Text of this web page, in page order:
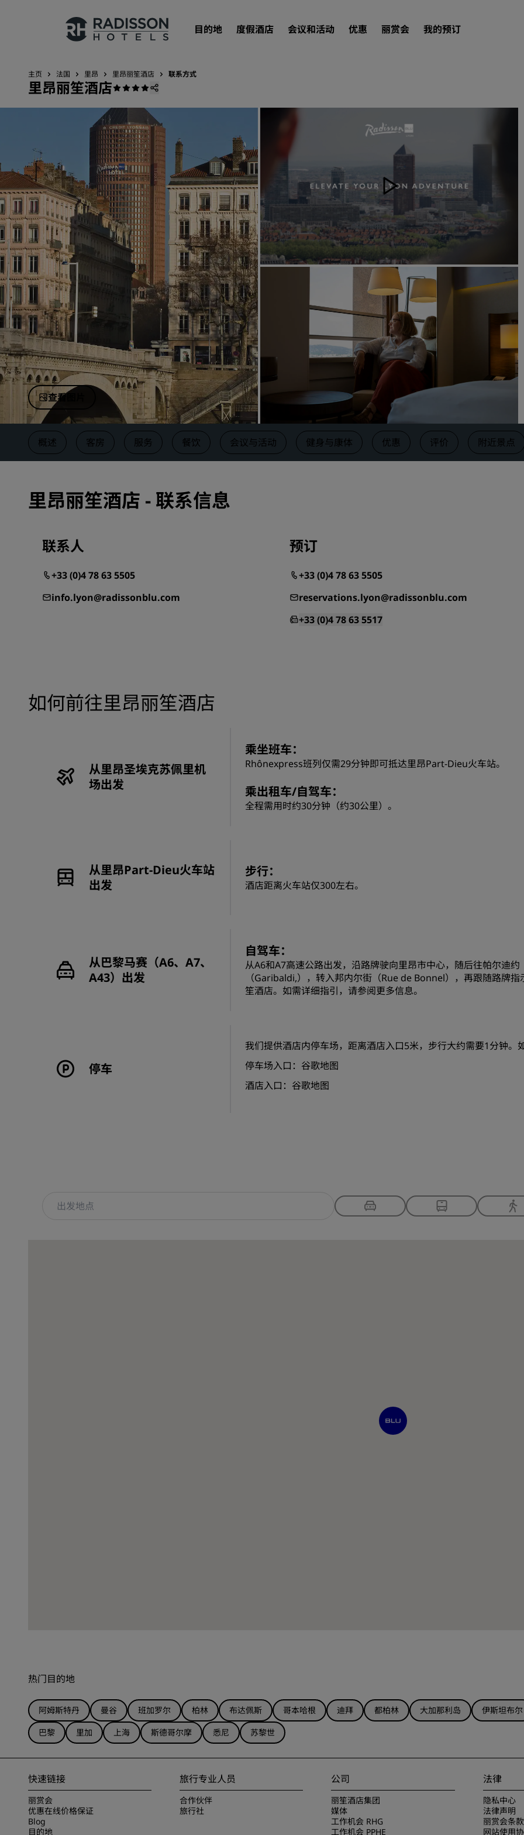
目的地 度假酒店 会议和活动 优惠 丽赏会 我的预订
我们的品牌
丽笙酒店集团品牌
中国附属品牌
度假酒店
服务式公寓
新开业和即将开业的酒店
会议和活动
探索丽笙会议
预订会议空间
请求报价
活动目的地
行业方案
搜索航班
搜索航班
搜索餐厅
数字服务
主页 法国 里昂 里昂丽笙酒店 联系方式
里昂丽笙酒店
查看图片
概述 客房 服务 餐饮 会议与活动 健身与康体 优惠 评价 附近景点
里昂丽笙酒店 - 联系信息
联系人
+33 (0)4 78 63 5505
info.lyon@radissonblu.com
预订
+33 (0)4 78 63 5505
reservations.lyon@radissonblu.com
+33 (0)4 78 63 5517
如何前往里昂丽笙酒店
从里昂圣埃克苏佩里机
场出发
乘坐班车：
Rhônexpress班列仅需29分钟即可抵达里昂Part-Dieu火车站。
乘出租车/自驾车：
全程需用时约30分钟（约30公里）。
从里昂Part-Dieu火车站
出发
步行：
酒店距离火车站仅300左右。
从巴黎马赛（A6、A7、
A43）出发
自驾车：
从A6和A7高速公路出发，沿路牌驶向里昂市中心，随后往帕尔迪
（Garibaldi,），转入邦内尔街（Rue de Bonnel），再跟随路牌
笙酒店。如需详细指引， 请参阅更多信息。
停车
我们提供酒店内停车场，距离酒店入口5米，步行大约需要1分钟。
停车场入口： 谷歌地图
酒店入口： 谷歌地图
热门目的地
阿姆斯特丹 曼谷 班加罗尔 柏林 布达佩斯 哥本哈根 迪拜 都柏林 大加那利岛
伊斯坦布尔
巴黎
里加 上海 斯德哥尔摩 悉尼 苏黎世
快速链接
丽赏会
优惠在线价格保证
Blog
目的地
旅行专业人员
合作伙伴
旅行社
公司
丽笙酒店集团
媒体
工作机会 RHG
工作机会 PPHE
法律
隐私中心
法律声明
丽赏会条
网站使用